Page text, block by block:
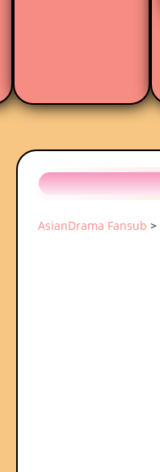
AsianDrama Fansub >